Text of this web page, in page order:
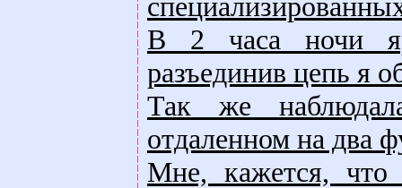
В 2 часа ночи
разъединив цепь я
Так же
отдаленном на два
Мне, кажется, что